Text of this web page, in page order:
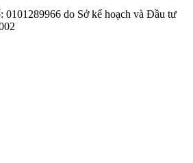
0101289966 do Sở kế hoạch và Đầu tư